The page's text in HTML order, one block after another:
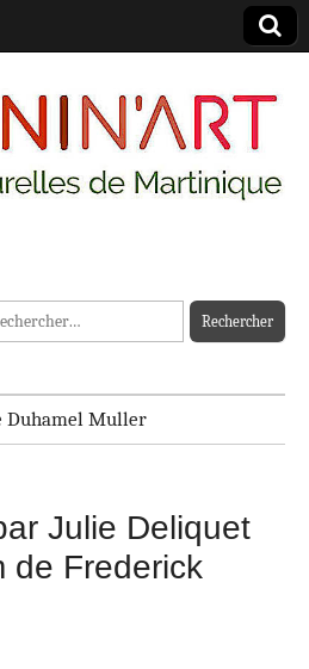
:
Duhamel Muller
Julie Deliquet
de Frederick